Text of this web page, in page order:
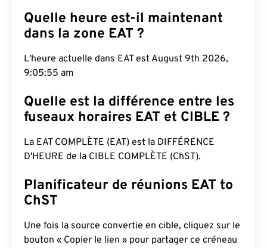
Quelle heure est-il maintenant
dans la zone EAT ?
L'heure actuelle dans EAT est August 9th 2026,
9:05:56 am
Quelle est la différence entre les
fuseaux horaires EAT et CIBLE ?
La EAT COMPLÈTE (EAT) est la DIFFÉRENCE
D'HEURE de la CIBLE COMPLÈTE (ChST).
Planificateur de réunions EAT to
ChST
Une fois la source convertie en cible, cliquez sur le
bouton « Copier le lien » pour partager ce créneau